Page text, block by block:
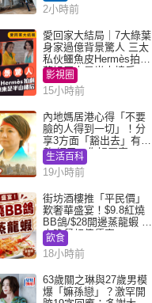
2小時前
愛回家大結局｜7大綠葉
身家過億背景驚人 三太
私伙鱷魚皮Hermès拍劇
蘇姐原來是半山樓后
影視圈
15小時前
內地媽居港心得「不要
臉的人得到一切」！分
享3方面「豁出去」有著
數 網民：你好厲害
生活百科
19小時前
街坊酒樓推「平民價」
歎奢華盛宴！$9.8紅燒
BB鴿/$28開邊蒸龍蝦 3
大晚餐超值優惠
飲食
18小時前
63歲關之琳與27歲男模
爆「嫲孫戀」？激罕開